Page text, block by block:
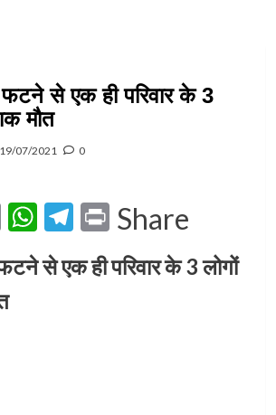
से एक ही परिवार के 3
मौत
19/07/2021 0
EmailWhatsApp
Telegram
Print
Share
से एक ही परिवार के 3 लोगों